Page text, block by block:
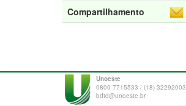
Compartilhamento
Unoeste
0800 7715533 / (18) 32292003
bdtd@unoeste.br